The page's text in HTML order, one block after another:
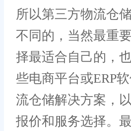
所以第三方物流仓
不同的，当然最重
择最适合自己的，
些电商平台或ERP
流仓储解决方案，
报价和服务选择。